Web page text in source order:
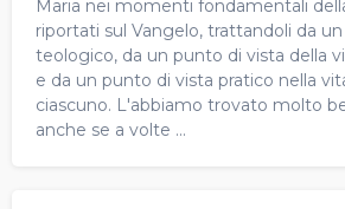
Maria nei momenti fondamentali
riportati sul Vangelo, trattandoli da
teologico, da un punto di vista della
e da un punto di vista pratico nella
ciascuno. L'abbiamo trovato molto
anche se a volte ...